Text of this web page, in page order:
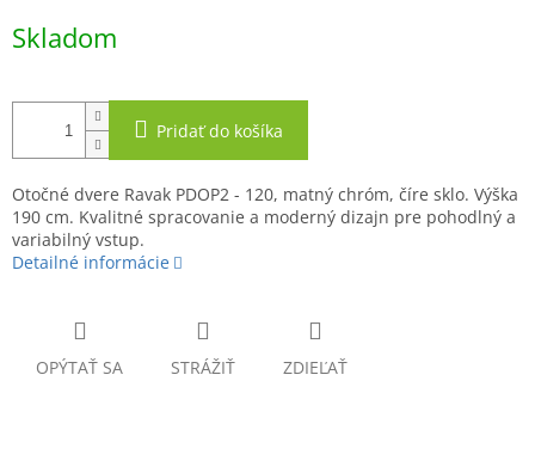
cena:
Skladom
Pridať do košíka
Otočné dvere Ravak PDOP2 - 120, matný chróm, číre sklo. Výška
190 cm. Kvalitné spracovanie a moderný dizajn pre pohodlný a
variabilný vstup.
Detailné informácie
OPÝTAŤ SA STRÁŽIŤ ZDIEĽAŤ